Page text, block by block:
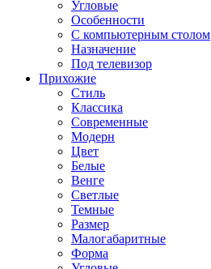
Угловые
Особенности
С компьютерным столом
Назначение
Под телевизор
Прихожие
Стиль
Классика
Современные
Модерн
Цвет
Белые
Венге
Светлые
Темные
Размер
Малогабаритные
Форма